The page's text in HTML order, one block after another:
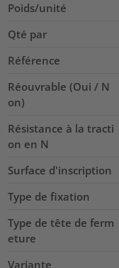
Poids/unité
Qté par
Référence
Réouvrable (Oui / N
on)
Résistance à la tracti
on en N
Surface d'inscription
Type de fixation
Type de tête de ferm
eture
Variante